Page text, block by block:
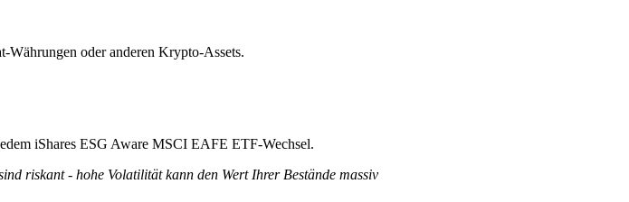
oder anderen Krypto-Assets.
iShares ESG Aware MSCI EAFE ETF-Wechsel.
riskant - hohe Volatilität kann den Wert Ihrer Bestände massiv